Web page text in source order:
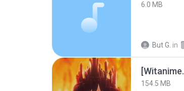
6.0 MB
But G. in
154.5 MB